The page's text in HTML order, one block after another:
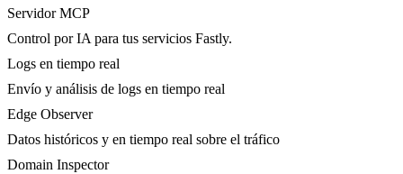
Servidor MCP
Control por IA para tus servicios Fastly.
Logs en tiempo real
Envío y análisis de logs en tiempo real
Edge Observer
Datos históricos y en tiempo real sobre el tráfico
Domain Inspector